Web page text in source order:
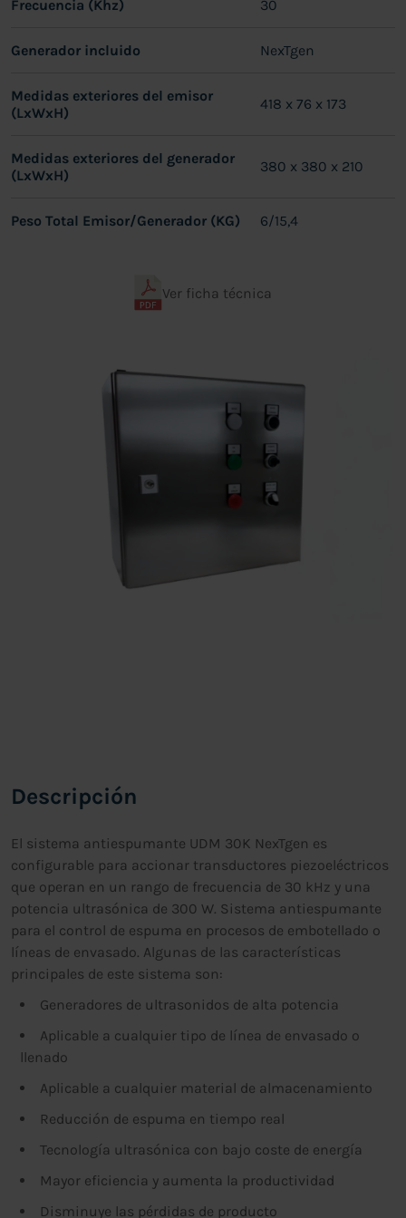
Frecuencia (Khz) 30
Generador incluido NexTgen
Medidas exteriores del emisor
(LxWxH)
418 x 76 x 173
Medidas exteriores del generador
(LxWxH)
380 x 380 x 210
Peso Total Emisor/Generador (KG) 6/15,4
Ver ficha técnica
Descripción
El sistema antiespumante UDM 30K NexTgen es
configurable para accionar transductores piezoeléctricos
que operan en un rango de frecuencia de 30 kHz y una
potencia ultrasónica de 300 W. Sistema antiespumante
para el control de espuma en procesos de embotellado o
líneas de envasado. Algunas de las características
principales de este sistema son:
Generadores de ultrasonidos de alta potencia
Aplicable a cualquier tipo de línea de envasado o
llenado
Aplicable a cualquier material de almacenamiento
Reducción de espuma en tiempo real
Tecnología ultrasónica con bajo coste de energía
Mayor eficiencia y aumenta la productividad
Disminuye las pérdidas de producto